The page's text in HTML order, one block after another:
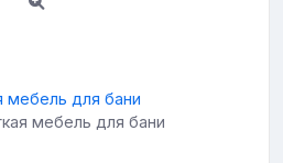
мебель для бани